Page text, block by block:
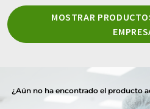
MOSTRAR
¿Aún no ha encontrado el producto